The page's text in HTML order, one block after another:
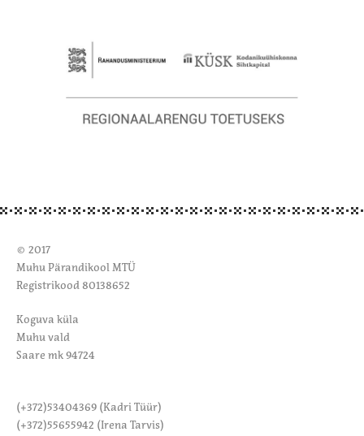
© 2017
Muhu Pärandikool MTÜ
Registrikood 80138652
Koguva küla
Muhu vald
Saare mk 94724
(+372)53404369 (Kadri Tüür)
(+372)55655942 (Irena Tarvis)